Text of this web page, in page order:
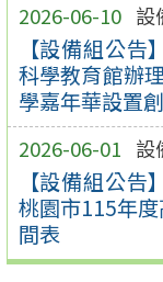
2026-06-10 設
【設備組公
科學教育館辦
學嘉年華設置
2026-06-01 設
【設備組公
桃園市115年
間表